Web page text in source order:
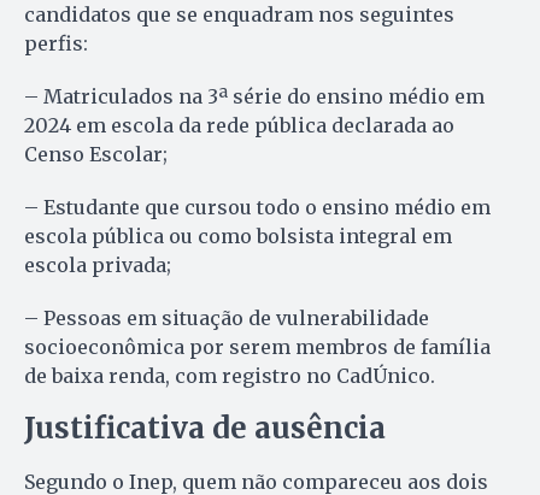
candidatos que se enquadram nos seguintes
perfis:
– Matriculados na 3ª série do ensino médio em
2024 em escola da rede pública declarada ao
Censo Escolar;
– Estudante que cursou todo o ensino médio em
escola pública ou como bolsista integral em
escola privada;
– Pessoas em situação de vulnerabilidade
socioeconômica por serem membros de família
de baixa renda, com registro no CadÚnico.
Justificativa de ausência
Segundo o Inep, quem não compareceu aos dois